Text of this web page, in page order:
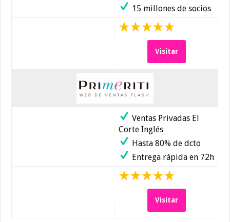
15 millones de socios
Visitar
Ventas Privadas El
Corte Inglés
Hasta 80% de dcto
Entrega rápida en 72h
Visitar